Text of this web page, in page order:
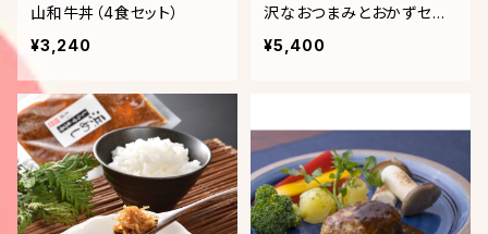
山和牛丼（4食セット）
¥3,240
沢なおつまみとおかずセッ
ト①
¥5,400